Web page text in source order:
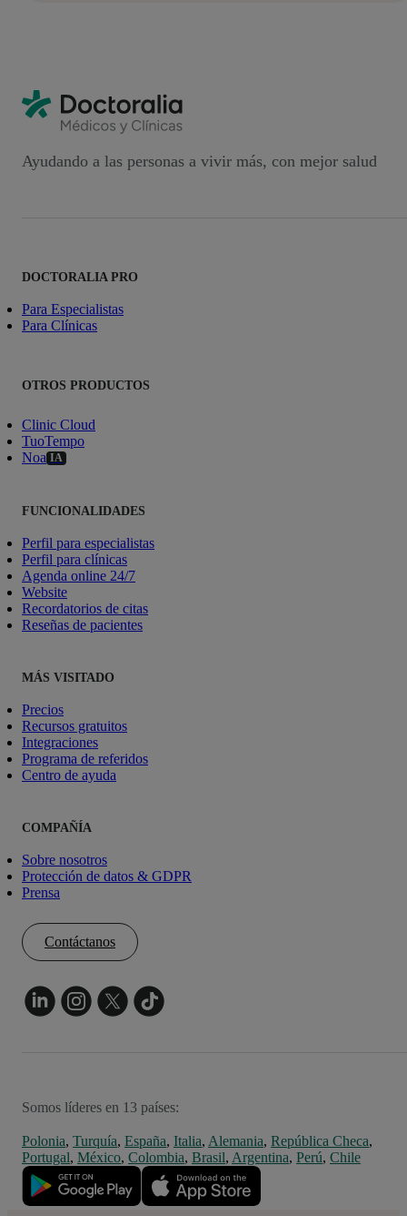
Ayudando a las personas a vivir más, con mejor salud
DOCTORALIA PRO
Para Especialistas
Para Clínicas
OTROS PRODUCTOS
Clinic Cloud
TuoTempo
Noa IA
FUNCIONALIDADES
Perfil para especialistas
Perfil para clínicas
Agenda online 24/7
Website
Recordatorios de citas
Reseñas de pacientes
MÁS VISITADO
Precios
Recursos gratuitos
Integraciones
Programa de referidos
Centro de ayuda
COMPAÑÍA
Sobre nosotros
Protección de datos & GDPR
Prensa
Contáctanos
Somos líderes en 13 países:
Polonia, Turquía, España, Italia, Alemania, República Checa,
Portugal, México, Colombia, Brasil, Argentina, Perú, Chile